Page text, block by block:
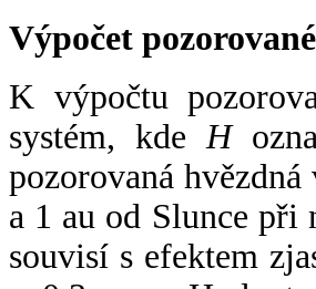
Výpočet
K výpočtu
systém, kde H
pozorovaná
a 1 au od Slunce
souvisí s efektem